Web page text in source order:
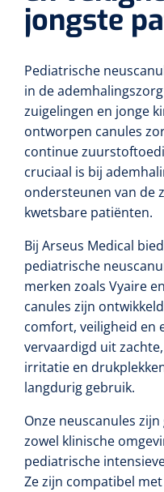
Tests lactate/
Tests INR
Réactifs
Sérologie
Tests rapide
Accessoires
Fonction pulmonaire
Divers
Wearables
Logiciel
Alcoomètre
Tapis d'exercice
Ballons d'exercice
Les Passerels et
Equilibre &
Bandes d'exercices
Toilette intime
Désinfection des
Soins des cheveux
Douche et bain
Divers
Poubelles
Aérosols
Accessoires
Autoclaves
Nettoyants pour
Bandes velpeau
Pansements auto-
Bandages
Bandes élastiques
Kits stériles
Champs
Jeu de sondes
Sets de suture &
Kits d'instruments
Champs stériles
Produits pour le
jongste
Pediatrische
in de
zuigelingen en jonge
ontworpen canules
continue
cruciaal is bij
ondersteunen van de
kwetsbare patiënten.
Bij Arseus Medical
pediatrische
merken zoals Vyaire
canules zijn
comfort, veiligheid en
vervaardigd uit
irritatie en
langdurig gebruik.
Onze neuscanules
zowel klinische
pediatrische
Ze zijn compatibel